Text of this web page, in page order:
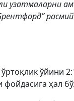
узатмаларни
ўйини
фойдасига ҳал